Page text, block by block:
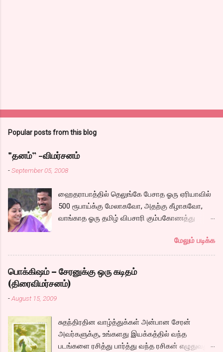
Popular posts from this blog
"தனம்” -விமர்சனம்
-September 05, 2008
ஹைதராபாத்தில் தெலுங்கே பேசாத ஓரு ஏரியாவில்
500 ரூபாய்க்கு மேலாகவோ, அதற்கு கீழாகவோ,
வாங்காத ஓரு தமிழ் விபசாரி கும்பகோணத்து
வாழ்கைபடுகிறாள். அவளுடய வாழ்கை எப்படி
அமைந்தது? என்ற ஓரு நல்ல லைனை , சங்கீதா
தன்னுடய இடுப்பை சுழற்றி, சுழற்றி நடப்பதை போல்
சும்மா, சுத்தி, சுத்தி குழப்பி, நம்பமுடியாத
திரைக்கதையால் சொதப்பி,சங்கீதாவை ஏதோ
க்ளைமாக்ஸில் செய்வதும் கொஞ்சம் அல்ல
ரொம்பவே ஓவர். ஓரு ஆச்சாரமான இளைஞன்
எப்படி ஓருவிபசாரியிடம் தன்னை இழக்கிறான்
மேலும் படிக்க
பொக்கிஷம் – சேரனுக்கு ஒரு கடிதம்
(திரைவிமர்சனம்)
-August 15, 2009
சுதந்திரதின வாழ்த்துக்கள் அன்பான சேரன்
அவர்களுக்கு, உங்களது இயக்கத்தில் வந்த
படங்களை ரசித்து பார்த்து வந்த ரசிகன் எழுதுவது.